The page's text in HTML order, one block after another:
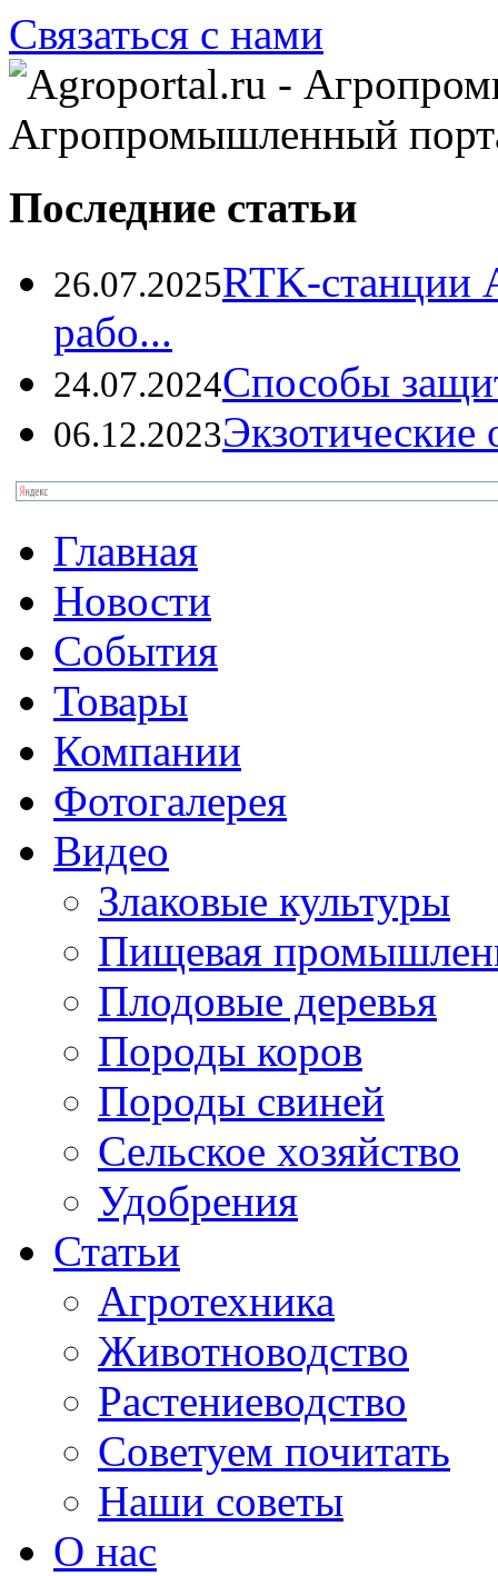
Связаться с нами
Агропромышленный
Последние статьи
26.07.2025RTK-станции
рабо...
24.07.2024Способы
06.12.2023
Главная
Новости
События
Товары
Компании
Фотогалерея
Видео
Злаковые культуры
Пищевая
Плодовые деревья
Породы коров
Породы свиней
Сельское хозяйство
Удобрения
Статьи
Агротехника
Животноводство
Растениеводство
Советуем почитать
Наши советы
О нас